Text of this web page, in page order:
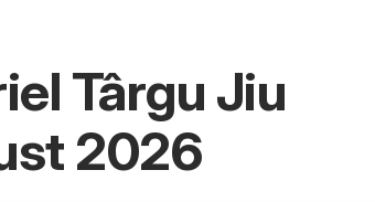
Târgu Jiu
2026